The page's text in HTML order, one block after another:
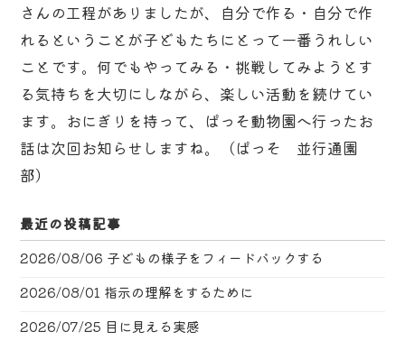
さんの工程がありましたが、自分で作る・自分で作
れるということが子どもたちにとって一番うれしい
ことです。何でもやってみる・挑戦してみようとす
る気持ちを大切にしながら、楽しい活動を続けてい
ます。おにぎりを持って、ぱっそ動物園へ行ったお
話は次回お知らせしますね。（ぱっそ 並行通園
部）
最近の投稿記事
2026/08/06 子どもの様子をフィードバックする
2026/08/01 指示の理解をするために
2026/07/25 目に見える実感